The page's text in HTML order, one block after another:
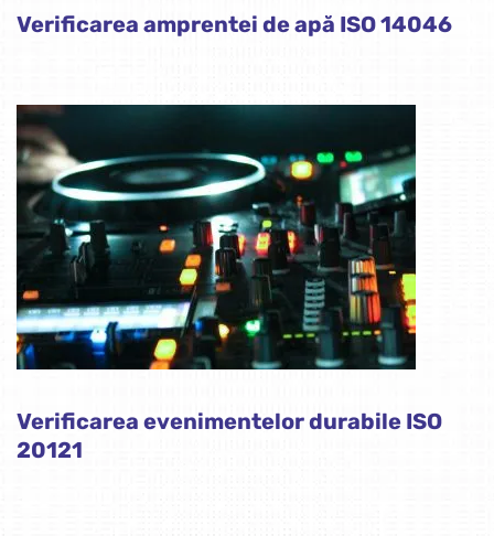
Verificarea amprentei de apă ISO 14046
Verificarea evenimentelor durabile ISO
20121